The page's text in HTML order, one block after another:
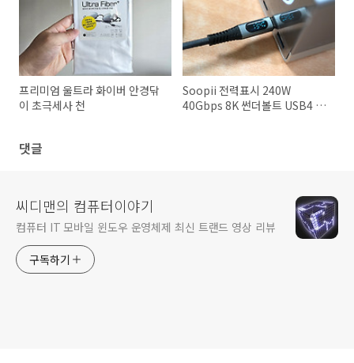
프리미엄 울트라 화이버 안경닦
이 초극세사 천
Soopii 전력표시 240W
40Gbps 8K 썬더볼트 USB4 C
댓글
씨디맨의 컴퓨터이야기
컴퓨터 IT 모바일 윈도우 운영체제 최신 트랜드 영상 리뷰
구독하기